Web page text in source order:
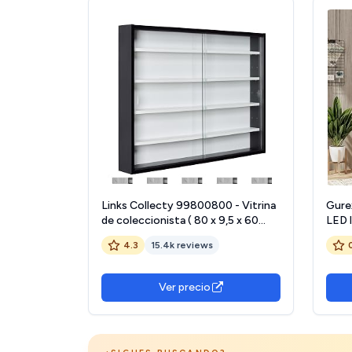
Links Collecty 99800800 - Vitrina
de coleccionista ( 80 x 9,5 x 60
cm), color blanco y negro
4.3 15.4k reviews
Ver precio
LED